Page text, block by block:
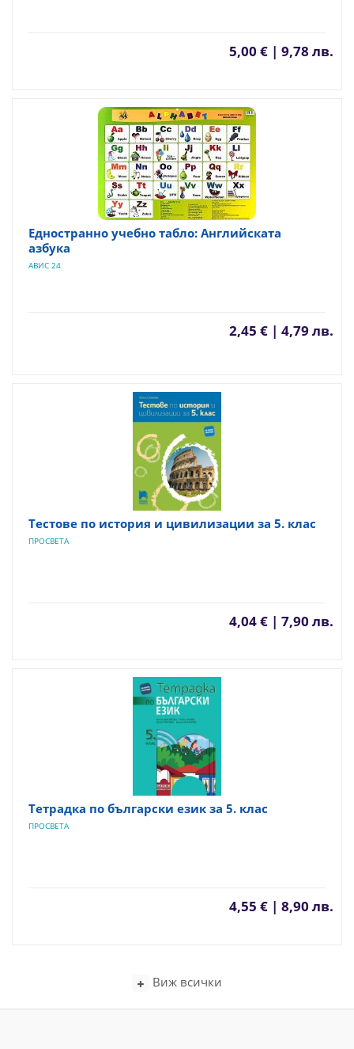
5,00 € | 9,78 лв.
Едностранно учебно табло: Английската
азбука
АВИС 24
2,45 € | 4,79 лв.
Тестове по история и цивилизации за 5. клас
ПРОСВЕТА
4,04 € | 7,90 лв.
Тетрадка по български език за 5. клас
ПРОСВЕТА
4,55 € | 8,90 лв.
Виж всички